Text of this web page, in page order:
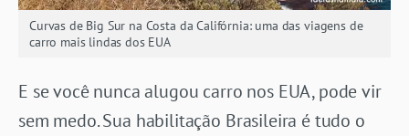
Curvas de Big Sur na Costa da Califórnia: uma das viagens de
carro mais lindas dos EUA
E se você nunca alugou carro nos EUA, pode vir
sem medo. Sua habilitação Brasileira é tudo o